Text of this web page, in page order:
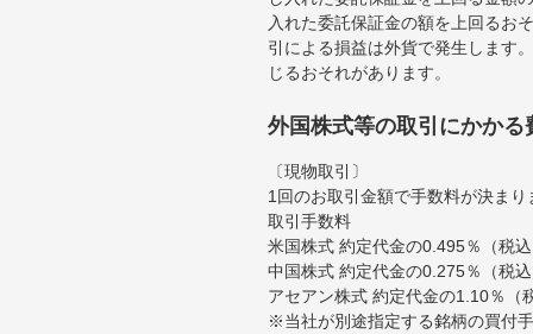
入れた委託保証金の額を上回るお
引による損益は外貨で発生します
じるおそれがあります。
外国株式等の取引にかかる
〔現物取引〕
1回のお取引金額で手数料が決まり
取引手数料
米国株式 約定代金の0.495％（税
中国株式 約定代金の0.275％（税
アセアン株式 約定代金の1.10％（
※当社が別途指定する銘柄の買付